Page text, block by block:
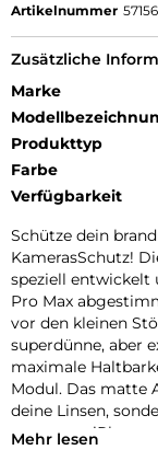
Artikelnummer
Zusätzliche
Marke
Produkttyp
Farbe
Verfügbarkeit
Schütze dein
KamerasSchutz!
speziell entwickelt
Pro Max
vor den kleinen
superdünne, aber
maximale
Modul. Das matte
deine Linsen,
gesamten iPhones
Mehr lesen